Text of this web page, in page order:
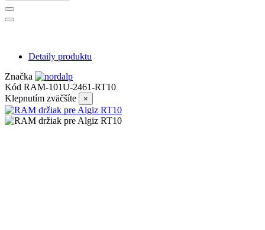
Detaily produktu
Značka
Kód RAM-101U-2461-RT10
Klepnutím zväčšíte
×